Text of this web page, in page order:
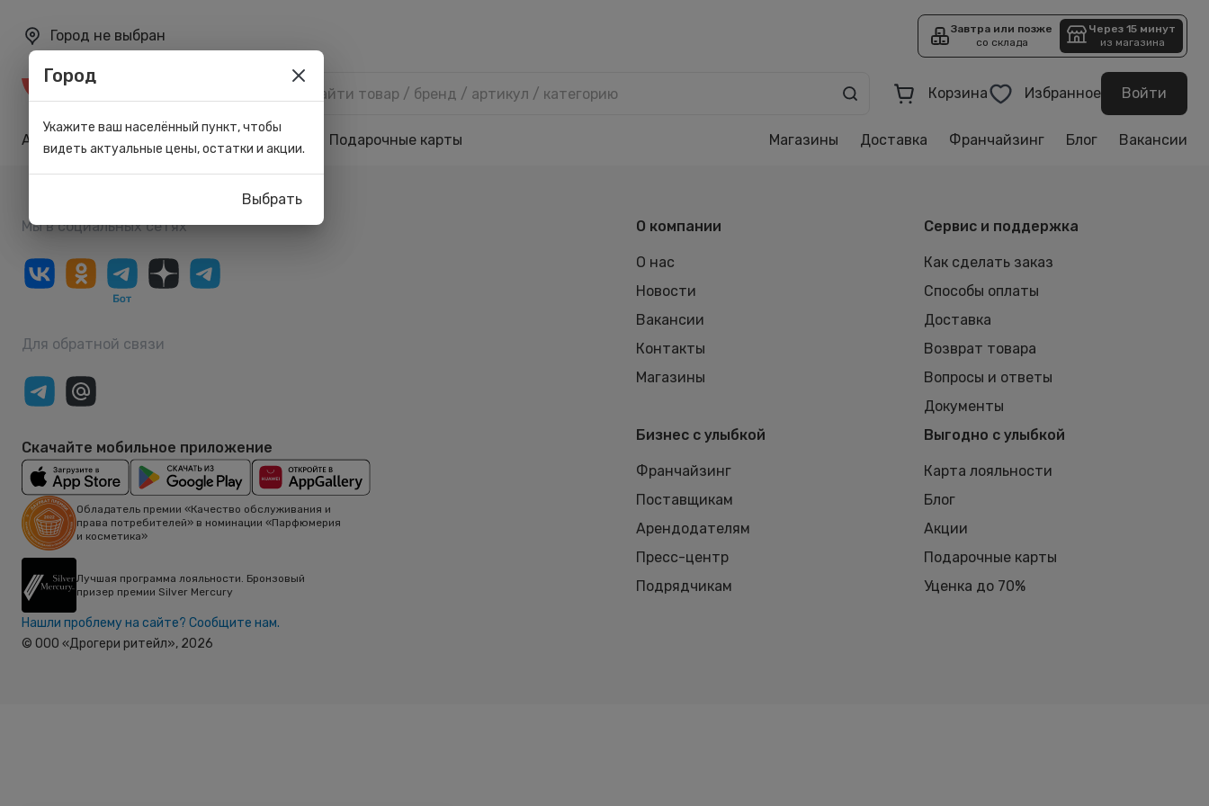
Город не выбран
Завтра или позже
со склада
Через 15 минут
из магазина
Корзина Избранное Войти
Акции Карта лояльности Подарочные карты Магазины Доставка Франчайзинг Блог Вакансии
Мы в социальных сетях
Для обратной связи
Скачайте мобильное приложение
Обладатель премии «Качество обслуживания и
права потребителей» в номинации «Парфюмерия
и косметика»
Лучшая программа лояльности. Бронзовый
призер премии Silver Mercury
Нашли проблему на сайте? Сообщите нам.
© ООО «Дрогери ритейл», 2026
О компании
О нас
Новости
Вакансии
Контакты
Магазины
Сервис и поддержка
Как сделать заказ
Способы оплаты
Доставка
Возврат товара
Вопросы и ответы
Документы
Бизнес с улыбкой
Франчайзинг
Поставщикам
Арендодателям
Пресс-центр
Подрядчикам
Выгодно с улыбкой
Карта лояльности
Блог
Акции
Подарочные карты
Уценка до 70%
Город
Укажите ваш населённый пункт, чтобы
видеть актуальные цены, остатки и акции.
Выбрать